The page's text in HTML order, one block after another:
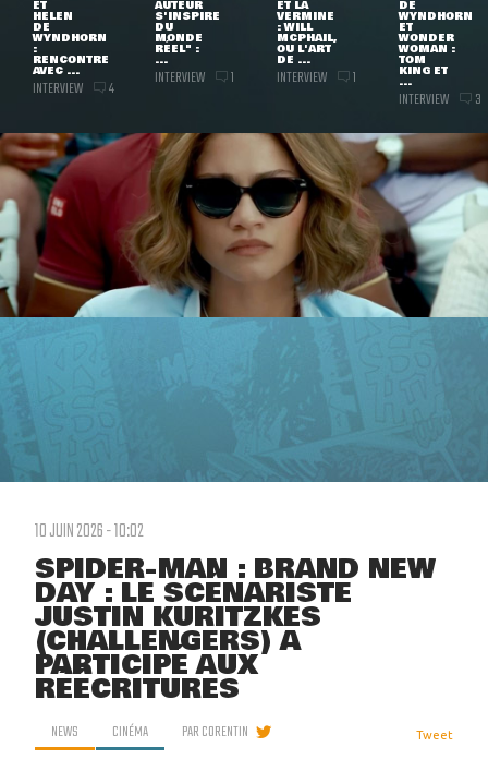
ET
HELEN
DE
WYNDHORN
:
RENCONTRE
AVEC ...
INTERVIEW 4
AUTEUR
S'INSPIRE
DU
MONDE
RÉEL" :
...
INTERVIEW 1
ET LA
VERMINE
: WILL
MCPHAIL,
OU L'ART
DE ...
INTERVIEW 1
DE
WYNDHORN
ET
WONDER
WOMAN :
TOM
KING ET
...
INTERVIEW 3
10 JUIN 2026 - 10:02
SPIDER-MAN : BRAND NEW
DAY : LE SCÉNARISTE
JUSTIN KURITZKES
(CHALLENGERS) A
PARTICIPÉ AUX
RÉÉCRITURES
NEWS CINÉMA PARCORENTIN Tweet